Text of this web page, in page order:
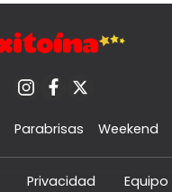
Parabrisas Weekend
Privacidad Equipo